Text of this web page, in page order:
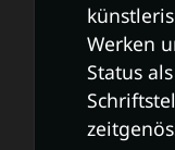
Werken
Status